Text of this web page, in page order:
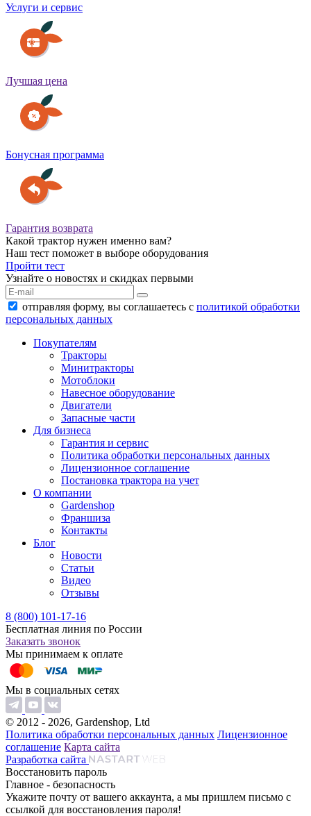
Услуги и сервис
Лучшая цена
Бонусная программа
Гарантия возврата
Какой трактор нужен именно вам?
Наш тест поможет в выборе оборудования
Пройти тест
Узнайте о новостях и скидках первыми
отправляя форму, вы соглашаетесь с политикой обработки
персональных данных
Покупателям
Тракторы
Минитракторы
Мотоблоки
Навесное оборудование
Двигатели
Запасные части
Для бизнеса
Гарантия и сервис
Политика обработки персональных данных
Лицензионное соглашение
Постановка трактора на учет
О компании
Gardenshop
Франшиза
Контакты
Блог
Новости
Статьи
Видео
Отзывы
8 (800) 101-17-16
Бесплатная линия по России
Заказать звонок
Мы принимаем к оплате
Мы в социальных сетях
© 2012 - 2026, Gardenshop, Ltd
Политика обработки персональных данных Лицензионное
соглашение Карта сайта
Разработка сайта
Восстановить пароль
Главное - безопасность
Укажите почту от вашего аккаунта, а мы пришлем письмо с
ссылкой для восстановления пароля!